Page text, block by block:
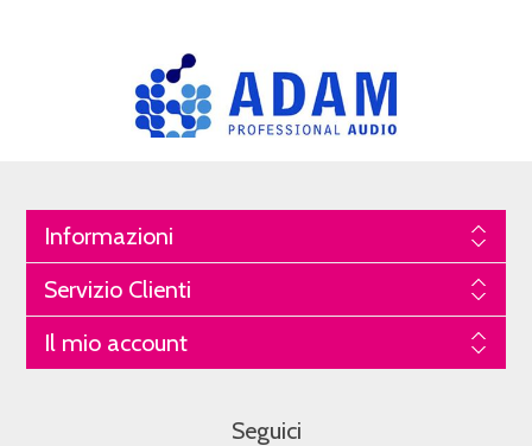
Informazioni
Servizio Clienti
Il mio account
Seguici